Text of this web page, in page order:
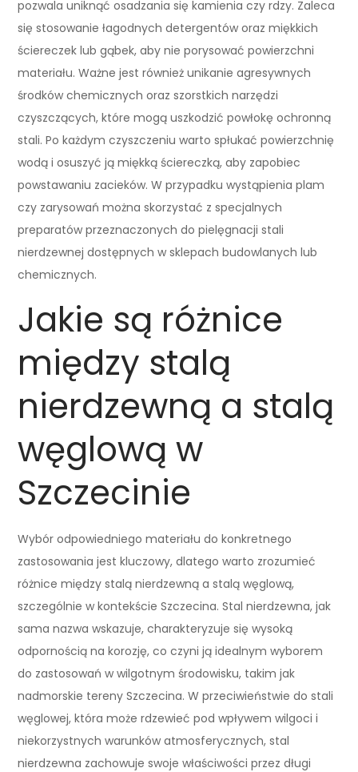
pozwala uniknąć osadzania się kamienia czy rdzy. Zaleca
się stosowanie łagodnych detergentów oraz miękkich
ściereczek lub gąbek, aby nie porysować powierzchni
materiału. Ważne jest również unikanie agresywnych
środków chemicznych oraz szorstkich narzędzi
czyszczących, które mogą uszkodzić powłokę ochronną
stali. Po każdym czyszczeniu warto spłukać powierzchnię
wodą i osuszyć ją miękką ściereczką, aby zapobiec
powstawaniu zacieków. W przypadku wystąpienia plam
czy zarysowań można skorzystać z specjalnych
preparatów przeznaczonych do pielęgnacji stali
nierdzewnej dostępnych w sklepach budowlanych lub
chemicznych.
Jakie są różnice
między stalą
nierdzewną a stalą
węglową w
Szczecinie
Wybór odpowiedniego materiału do konkretnego
zastosowania jest kluczowy, dlatego warto zrozumieć
różnice między stalą nierdzewną a stalą węglową,
szczególnie w kontekście Szczecina. Stal nierdzewna, jak
sama nazwa wskazuje, charakteryzuje się wysoką
odpornością na korozję, co czyni ją idealnym wyborem
do zastosowań w wilgotnym środowisku, takim jak
nadmorskie tereny Szczecina. W przeciwieństwie do stali
węglowej, która może rdzewieć pod wpływem wilgoci i
niekorzystnych warunków atmosferycznych, stal
nierdzewna zachowuje swoje właściwości przez długi